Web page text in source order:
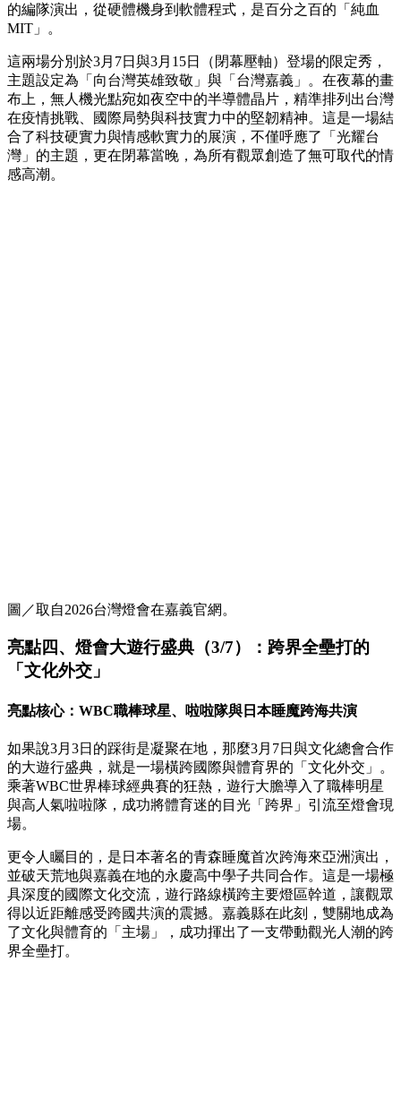
的編隊演出，從硬體機身到軟體程式，是百分之百的「純血
MIT」。
這兩場分別於3月7日與3月15日（閉幕壓軸）登場的限定秀，
主題設定為「向台灣英雄致敬」與「台灣嘉義」。在夜幕的畫
布上，無人機光點宛如夜空中的半導體晶片，精準排列出台灣
在疫情挑戰、國際局勢與科技實力中的堅韌精神。這是一場結
合了科技硬實力與情感軟實力的展演，不僅呼應了「光耀台
灣」的主題，更在閉幕當晚，為所有觀眾創造了無可取代的情
感高潮。
圖／取自2026台灣燈會在嘉義官網。
亮點四、燈會大遊行盛典（3/7）：跨界全壘打的
「文化外交」
亮點核心：WBC職棒球星、啦啦隊與日本睡魔跨海共演
如果說3月3日的踩街是凝聚在地，那麼3月7日與文化總會合作
的大遊行盛典，就是一場橫跨國際與體育界的「文化外交」。
乘著WBC世界棒球經典賽的狂熱，遊行大膽導入了職棒明星
與高人氣啦啦隊，成功將體育迷的目光「跨界」引流至燈會現
場。
更令人矚目的，是日本著名的青森睡魔首次跨海來亞洲演出，
並破天荒地與嘉義在地的永慶高中學子共同合作。這是一場極
具深度的國際文化交流，遊行路線橫跨主要燈區幹道，讓觀眾
得以近距離感受跨國共演的震撼。嘉義縣在此刻，雙關地成為
了文化與體育的「主場」，成功揮出了一支帶動觀光人潮的跨
界全壘打。